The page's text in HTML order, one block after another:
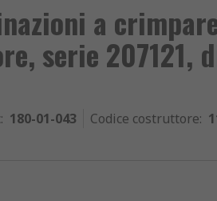
a
serie 207121,
: 180-01-043 Codice costruttore: